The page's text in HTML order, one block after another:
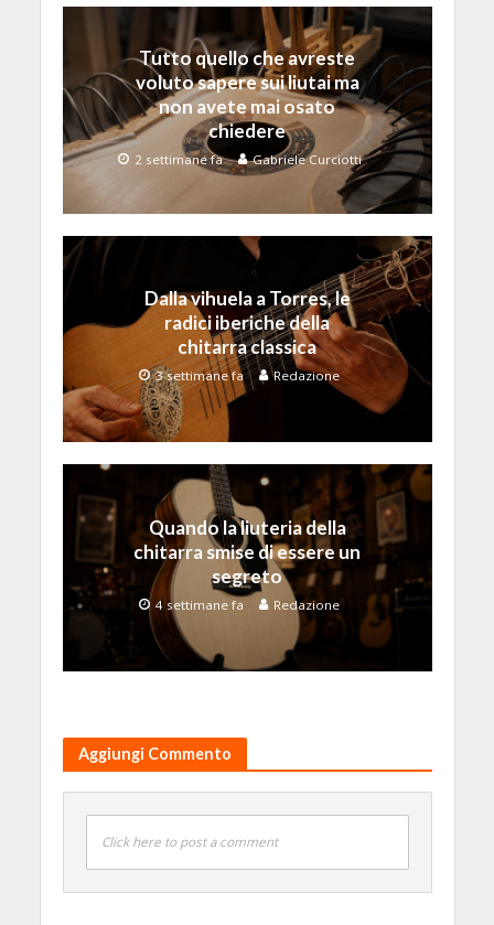
Tutto quello che avreste
voluto sapere sui liutai ma
non avete mai osato
chiedere
2 settimane fa Gabriele Curciotti
Dalla vihuela a Torres, le
radici iberiche della
chitarra classica
3 settimane fa Redazione
Quando la liuteria della
chitarra smise di essere un
segreto
4 settimane fa Redazione
Aggiungi Commento
Click here to post a comment